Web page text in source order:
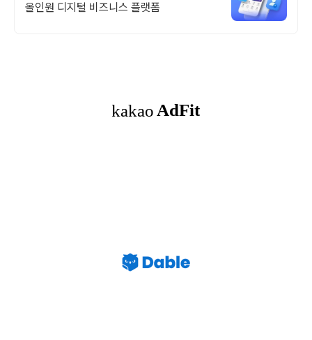
올인원 디지털 비즈니스 플랫폼